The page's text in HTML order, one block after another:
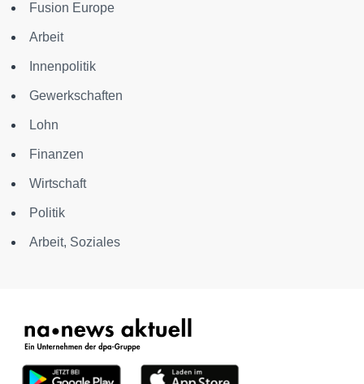
Fusion Europe
Arbeit
Innenpolitik
Gewerkschaften
Lohn
Finanzen
Wirtschaft
Politik
Arbeit, Soziales